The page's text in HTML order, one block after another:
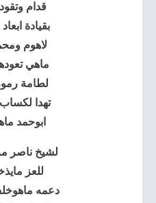
قدام
بقيادة
لاهوم
ماهي
لطامة
تهدا
ابوحمد
لشيخ ناصر
للعز
دعمه